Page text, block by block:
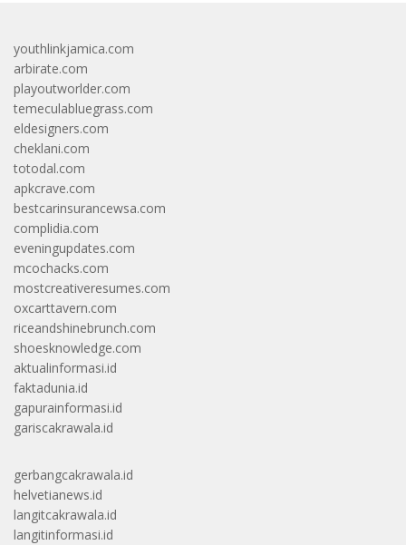
youthlinkjamica.com
arbirate.com
playoutworlder.com
temeculabluegrass.com
eldesigners.com
cheklani.com
totodal.com
apkcrave.com
bestcarinsurancewsa.com
complidia.com
eveningupdates.com
mcochacks.com
mostcreativeresumes.com
oxcarttavern.com
riceandshinebrunch.com
shoesknowledge.com
aktualinformasi.id
faktadunia.id
gapurainformasi.id
gariscakrawala.id
gerbangcakrawala.id
helvetianews.id
langitcakrawala.id
langitinformasi.id